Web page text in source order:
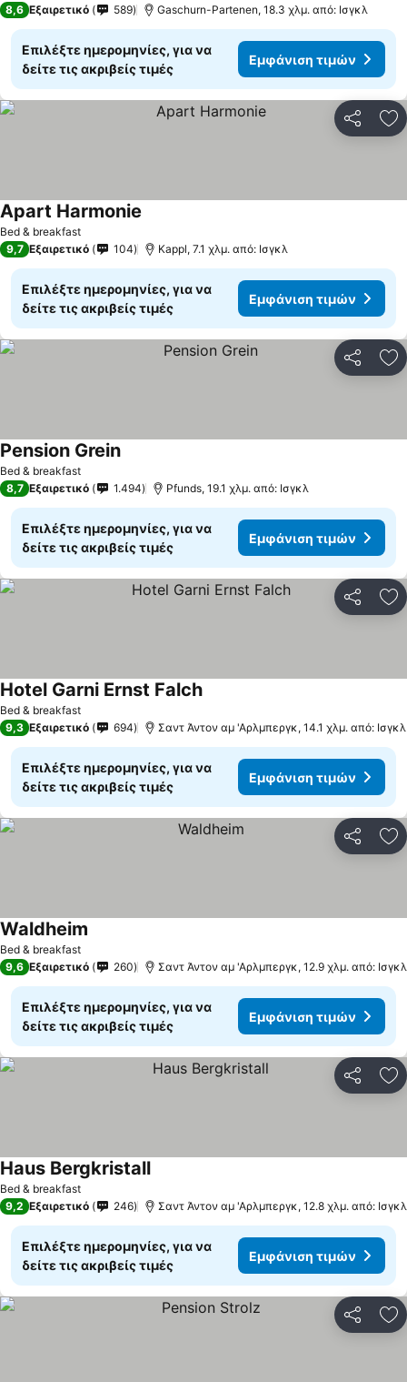
8,6 Εξαιρετικό 589 Gaschurn-Partenen, 18.3 χλμ. από: Ισγκλ
Επιλέξτε ημερομηνίες, για να
δείτε τις ακριβείς τιμές
Εμφάνιση τιμών
Bed & breakfast
Apart Harmonie
9,7 Εξαιρετικό 104 Kappl, 7.1 χλμ. από: Ισγκλ
Επιλέξτε ημερομηνίες, για να
δείτε τις ακριβείς τιμές
Εμφάνιση τιμών
Bed & breakfast
Pension GreinΕμφάνιση τιμών
8,7 Εξαιρετικό 1.494 Pfunds, 19.1 χλμ. από: Ισγκλ
Επιλέξτε ημερομηνίες, για να
δείτε τις ακριβείς τιμές
Εμφάνιση τιμών
Bed & breakfast
Hotel Garni Ernst FalchΕμφάνιση τιμών
9,3 Εξαιρετικό 694 Σαντ Άντον αμ 'Αρλμπεργκ, 14.1 χλμ. από: Ισγκλ
Επιλέξτε ημερομηνίες, για να
δείτε τις ακριβείς τιμές
Εμφάνιση τιμών
Bed & breakfast
Waldheim
9,6 Εξαιρετικό 260 Σαντ Άντον αμ 'Αρλμπεργκ, 12.9 χλμ. από: Ισγκλ
Επιλέξτε ημερομηνίες, για να
δείτε τις ακριβείς τιμές
Εμφάνιση τιμών
Bed & breakfast
Haus BergkristallΕμφάνιση τιμών
9,2 Εξαιρετικό 246 Σαντ Άντον αμ 'Αρλμπεργκ, 12.8 χλμ. από: Ισγκλ
Επιλέξτε ημερομηνίες, για να
δείτε τις ακριβείς τιμές
Εμφάνιση τιμών